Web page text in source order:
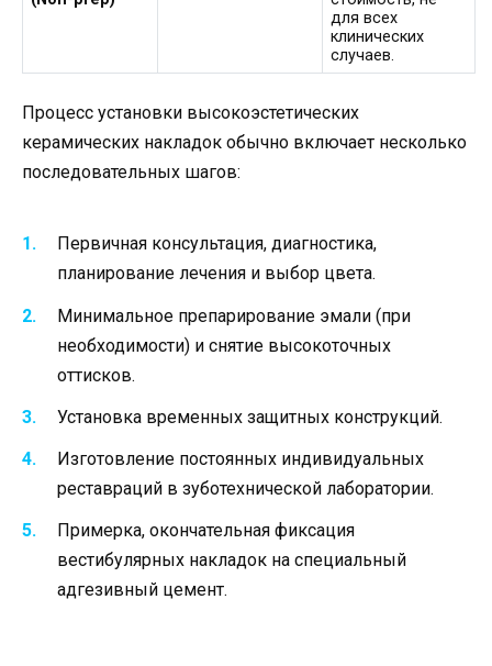
для всех
клинических
случаев.
Процесс установки высокоэстетических
керамических накладок обычно включает несколько
последовательных шагов:
Первичная консультация, диагностика,
планирование лечения и выбор цвета.
Минимальное препарирование эмали (при
необходимости) и снятие высокоточных
оттисков.
Установка временных защитных конструкций.
Изготовление постоянных индивидуальных
реставраций в зуботехнической лаборатории.
Примерка, окончательная фиксация
вестибулярных накладок на специальный
адгезивный цемент.